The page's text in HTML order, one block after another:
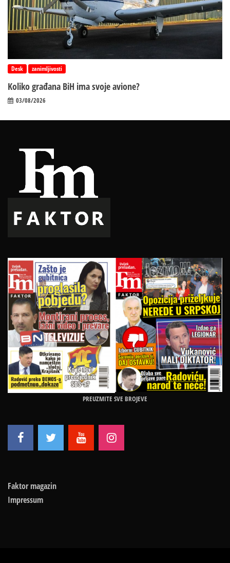
Desk zanimljivosti
Koliko građana BiH ima svoje avione?
03/08/2026
PREUZMITE SVE BROJEVE
Faktor magazin
Impressum